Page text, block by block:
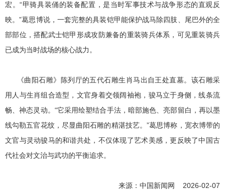
宏。“甲骑具装俑的装备配置，是当时军事技术与战争形态的直观反
映。”葛思博说，一套完整的具装铠甲能保护战马除四肢、尾巴外的全
部部位，搭配武士铠甲形成攻防兼备的重装骑兵体系，可见重装骑兵
已成为当时战场的核心战力。
《曲阳石雕》陈列厅的五代石雕生肖马出自王处直墓。该石雕采
用人与生肖组合造型，文官身着交领阔袖袍，骏马立于身侧，线条流
畅、神态灵动。“它采用绘塑结合手法，暗部施色、亮部留白，再以墨
线勾勒五官花纹，尽显曲阳石雕的精湛技艺。”葛思博称，宽衣博带的
文官与灵动骏马的和谐共处，不仅体现了艺术美感，更反映了中国古
代社会对文治与武功的平衡追求。
来源：中国新闻网 2026-02-07